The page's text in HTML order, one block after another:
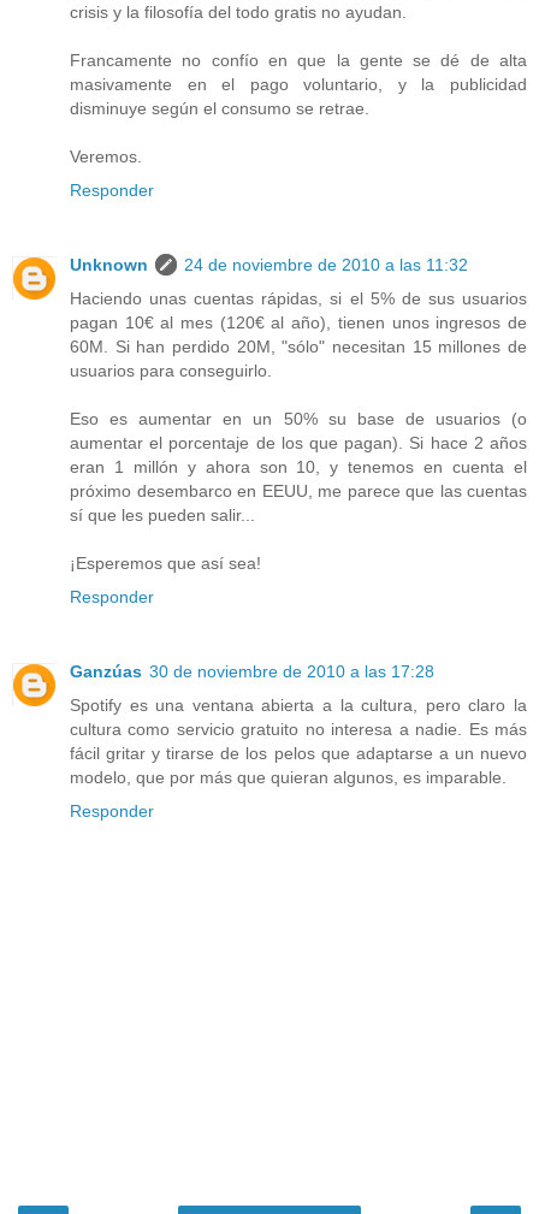
crisis y la filosofía del todo gratis no ayudan.
Francamente no confío en que la gente se dé de alta
masivamente en el pago voluntario, y la publicidad
disminuye según el consumo se retrae.
Veremos.
Responder
Unknown
24 de noviembre de 2010 a las 11:32
Haciendo unas cuentas rápidas, si el 5% de sus usuarios
pagan 10€ al mes (120€ al año), tienen unos ingresos de
60M. Si han perdido 20M, "sólo" necesitan 15 millones de
usuarios para conseguirlo.
Eso es aumentar en un 50% su base de usuarios (o
aumentar el porcentaje de los que pagan). Si hace 2 años
eran 1 millón y ahora son 10, y tenemos en cuenta el
próximo desembarco en EEUU, me parece que las cuentas
sí que les pueden salir...
¡Esperemos que así sea!
Responder
Ganzúas 30 de noviembre de 2010 a las 17:28
Spotify es una ventana abierta a la cultura, pero claro la
cultura como servicio gratuito no interesa a nadie. Es más
fácil gritar y tirarse de los pelos que adaptarse a un nuevo
modelo, que por más que quieran algunos, es imparable.
Responder